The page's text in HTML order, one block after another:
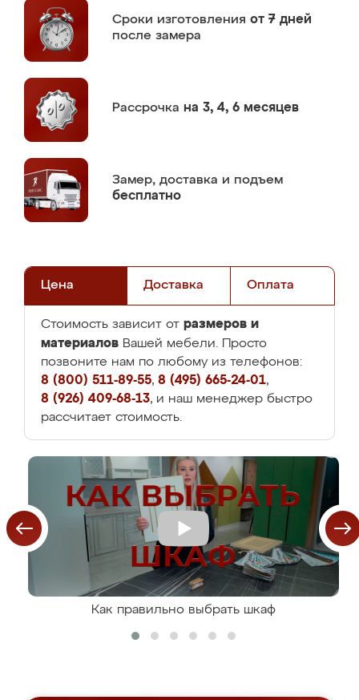
Сроки изготовления от 7 дней
после замера
Рассрочка на 3, 4, 6 месяцев
Замер, доставка и подъем
бесплатно
Цена Доставка Оплата
Стоимость зависит от размеров и
материалов Вашей мебели. Просто
позвоните нам по любому из телефонов:
8 (800) 511-89-55, 8 (495) 665-24-01,
8 (926) 409-68-13, и наш менеджер быстро
рассчитает стоимость.
Как правильно выбрать шкаф